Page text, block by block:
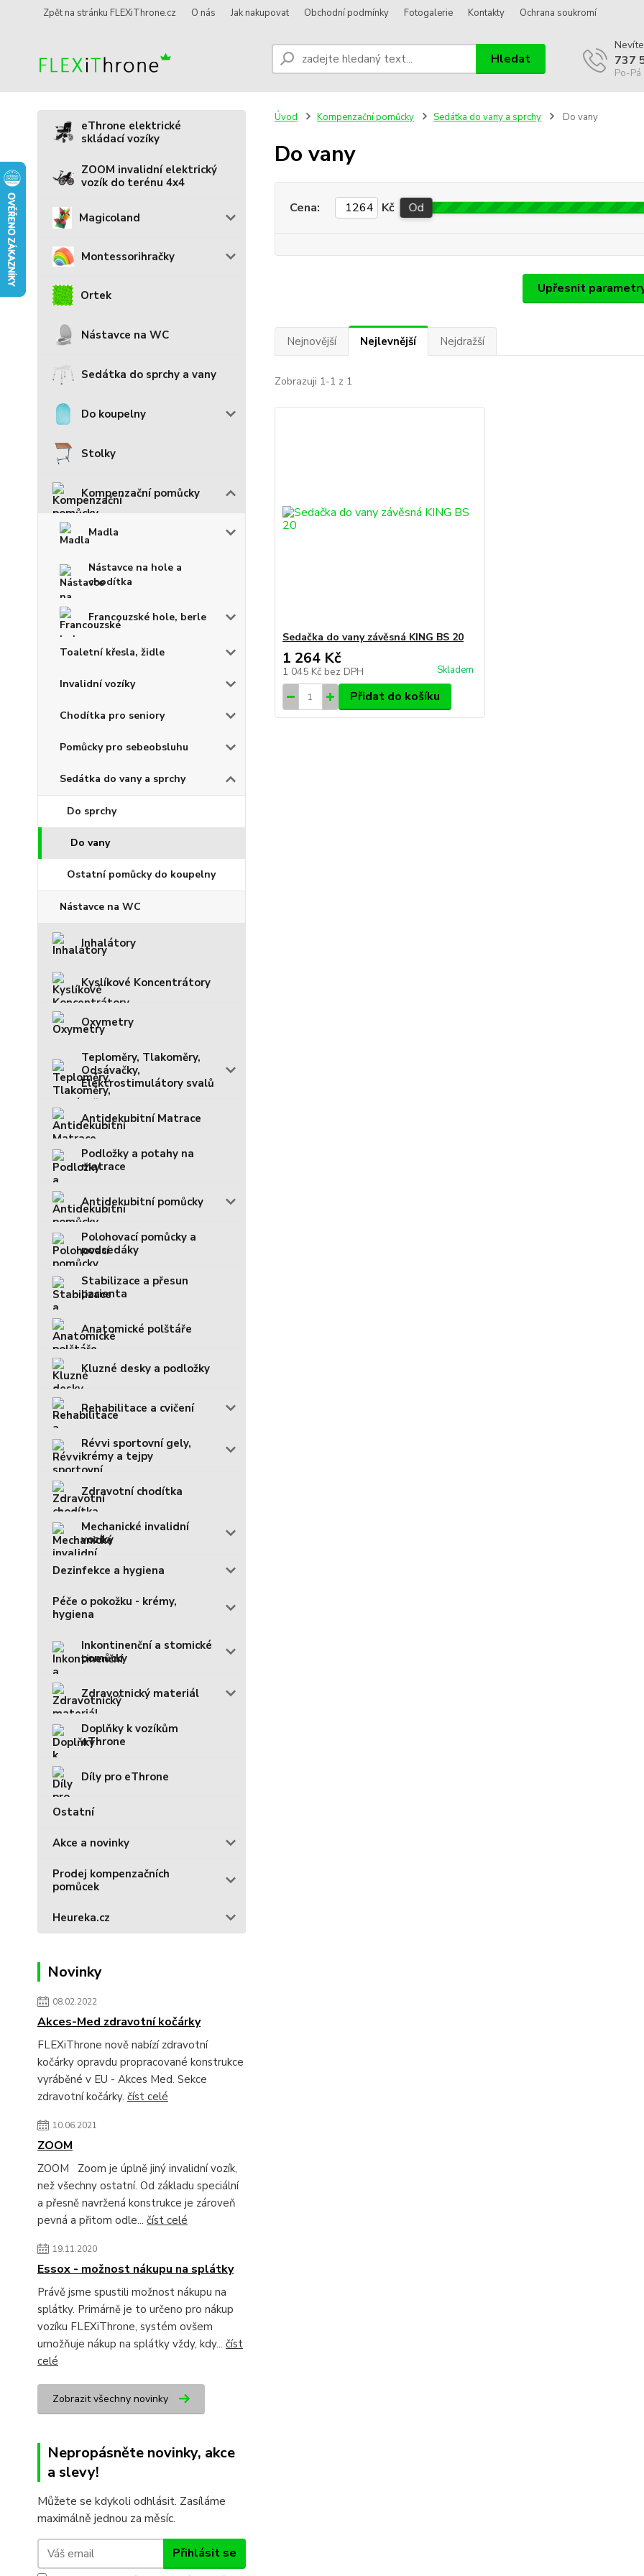
Zpět na stránku FLEXiThrone.cz O nás Jak nakupovat Obchodní podmínky Fotogalerie Kontakty Ochrana soukromí
Hledat 737
Po-
eThrone elektrické
skládací vozíky
ZOOM invalidní elektrický
vozík do terénu 4x4
Magicoland
Montessorihračky
Ortek
Nástavce na WC
Sedátka do sprchy a vany
Do koupelny
Stolky
Kompenzační pomůcky
Madla
Nástavce na hole a
chodítka
Francouzské hole, berle
Toaletní křesla, židle
Invalidní vozíky
Chodítka pro seniory
Pomůcky pro sebeobsluhu
Sedátka do vany a sprchy
Do sprchy
Do vany
Ostatní pomůcky do koupelny
Nástavce na WC
Inhalátory
Kyslíkové Koncentrátory
Oxymetry
Teploměry, Tlakoměry,
Odsávačky,
Elektrostimulátory svalů
Antidekubitní Matrace
Podložky a potahy na
matrace
Antidekubitní pomůcky
Polohovací pomůcky a
podsedáky
Stabilizace a přesun
pacienta
Anatomické polštáře
Kluzné desky a podložky
Rehabilitace a cvičení
Révvi sportovní gely,
krémy a tejpy
Zdravotní chodítka
Mechanické invalidní
vozíky
Dezinfekce a hygiena
Péče o pokožku - krémy,
hygiena
Inkontinenční a stomické
pomůcky
Zdravotnický materiál
Doplňky k vozíkům
eThrone
Díly pro eThrone
Ostatní
Akce a novinky
Prodej kompenzačních
pomůcek
Heureka.cz
Novinky
08.02.2022
Akces-Med zdravotní kočárky
FLEXiThrone nově nabízí zdravotní
kočárky opravdu propracované konstrukce
vyráběné v EU - Akces Med. Sekce
zdravotní kočárky. číst celé
10.06.2021
ZOOM
ZOOM Zoom je úplně jiný invalidní vozík,
než všechny ostatní. Od základu speciální
a přesně navržená konstrukce je zároveň
pevná a přitom odle... číst celé
19.11.2020
Essox - možnost nákupu na splátky
Právě jsme spustili možnost nákupu na
splátky. Primárně je to určeno pro nákup
vozíku FLEXiThrone, systém ovšem
umožňuje nákup na splátky vždy, kdy... číst
celé
Zobrazit všechny novinky
Nepropásněte novinky, akce
a slevy!
Můžete se kdykoli odhlásit. Zasíláme
maximálně jednou za měsíc.
Přihlásit se
Úvod Kompenzační pomůcky Sedátka do vany a sprchy Do vany
Do vany
Upřesnit
Cena: Kč Od
Nejnovější Nejlevnější Nejdražší
Zobrazuji 1-1 z 1
Sedačka do vany závěsná KING BS 20
1 264 Kč
1 045 Kč bez DPH Skladem
Přidat do košíku